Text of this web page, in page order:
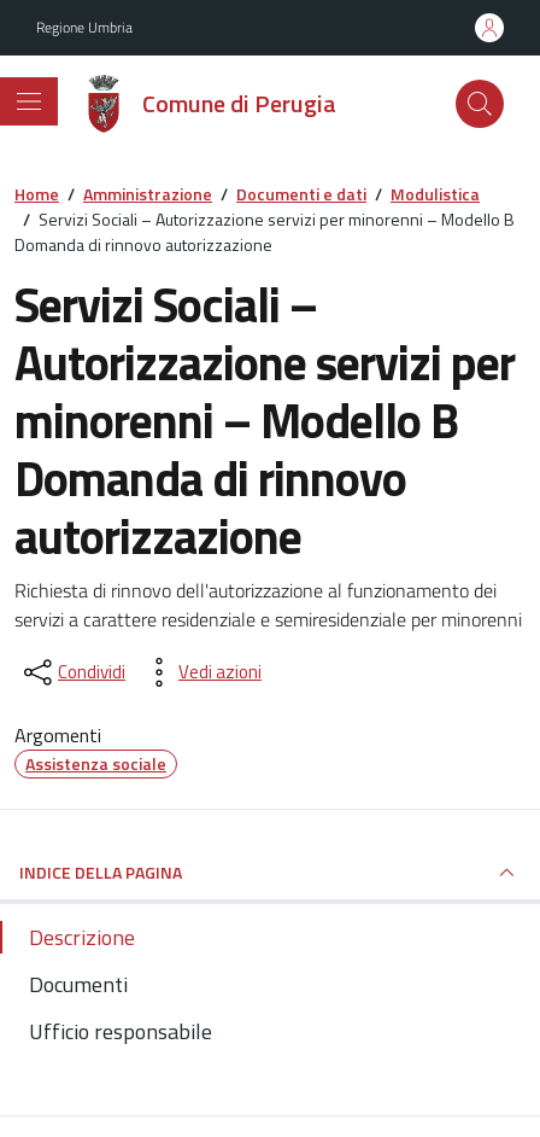
Regione Umbria
Comune di Perugia
Home / Amministrazione / Documenti e dati / Modulistica
/ Servizi Sociali – Autorizzazione servizi per minorenni – Modello B
Domanda di rinnovo autorizzazione
Servizi Sociali –
Autorizzazione servizi per
minorenni – Modello B
Domanda di rinnovo
autorizzazione
Dettagli del documento
Richiesta di rinnovo dell'autorizzazione al funzionamento dei
servizi a carattere residenziale e semiresidenziale per minorenni
Condividi Vedi azioni
Argomenti
Assistenza sociale
INDICE DELLA PAGINA
Descrizione
Documenti
Ufficio responsabile